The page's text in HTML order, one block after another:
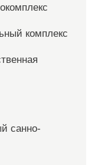
комплекс
санно-